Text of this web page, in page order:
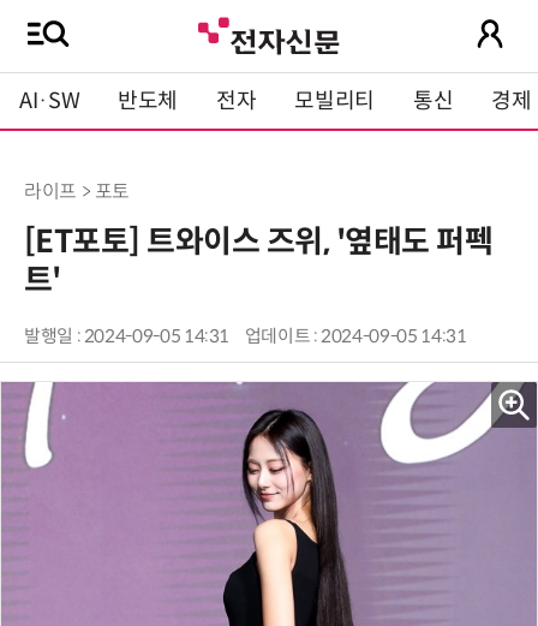
AI·SW 반도체 전자 모빌리티 통신 경제
라이프 > 포토
[ET포토] 트와이스 즈위, '옆태도 퍼펙
트'
발행일 : 2024-09-05 14:31 업데이트 : 2024-09-05 14:31